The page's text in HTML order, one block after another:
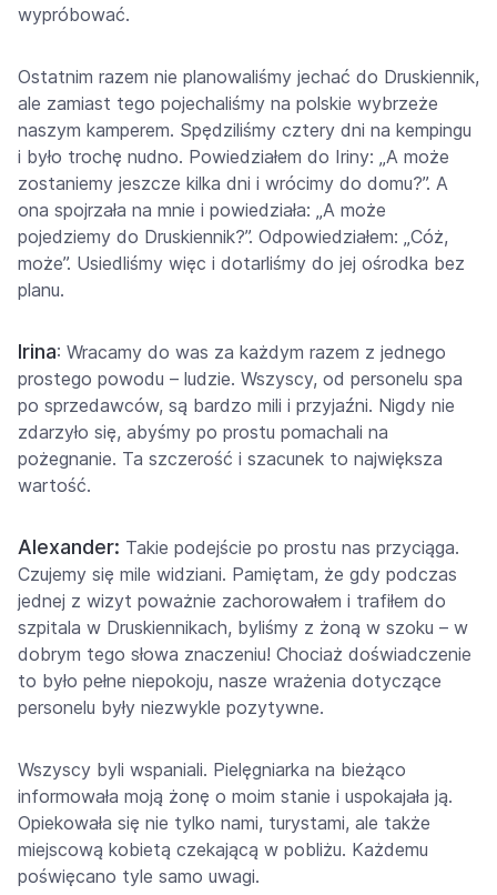
wypróbować.
Ostatnim razem nie planowaliśmy jechać do Druskiennik,
ale zamiast tego pojechaliśmy na polskie wybrzeże
naszym kamperem. Spędziliśmy cztery dni na kempingu
i było trochę nudno. Powiedziałem do Iriny: „A może
zostaniemy jeszcze kilka dni i wrócimy do domu?”. A
ona spojrzała na mnie i powiedziała: „A może
pojedziemy do Druskiennik?”. Odpowiedziałem: „Cóż,
może”. Usiedliśmy więc i dotarliśmy do jej ośrodka bez
planu.
Irina: Wracamy do was za każdym razem z jednego
prostego powodu – ludzie. Wszyscy, od personelu spa
po sprzedawców, są bardzo mili i przyjaźni. Nigdy nie
zdarzyło się, abyśmy po prostu pomachali na
pożegnanie. Ta szczerość i szacunek to największa
wartość.
Alexander: Takie podejście po prostu nas przyciąga.
Czujemy się mile widziani. Pamiętam, że gdy podczas
jednej z wizyt poważnie zachorowałem i trafiłem do
szpitala w Druskiennikach, byliśmy z żoną w szoku – w
dobrym tego słowa znaczeniu! Chociaż doświadczenie
to było pełne niepokoju, nasze wrażenia dotyczące
personelu były niezwykle pozytywne.
Wszyscy byli wspaniali. Pielęgniarka na bieżąco
informowała moją żonę o moim stanie i uspokajała ją.
Opiekowała się nie tylko nami, turystami, ale także
miejscową kobietą czekającą w pobliżu. Każdemu
poświęcano tyle samo uwagi.